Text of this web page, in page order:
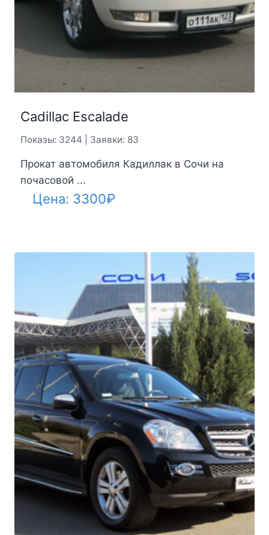
Cadillac Escalade
Показы: 3244 | Заявки: 83
Прокат автомобиля Кадиллак в Сочи на
почасовой ...
Цена: 3300₽